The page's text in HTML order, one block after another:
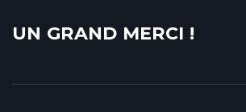
UN GRAND MERCI !